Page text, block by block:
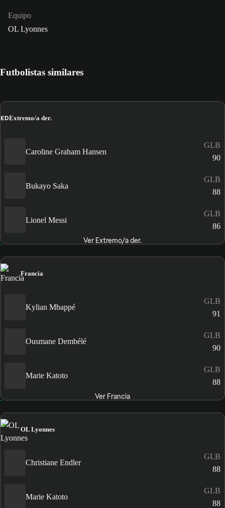
Equipo
OL Lyonnes
Futbolistas similares
EDExtremo/a der.
Caroline Graham Hansen
GLB
90
Bukayo Saka
GLB
88
Lionel Messi
GLB
86
Ver Extremo/a der.
Francia
Kylian Mbappé
GLB
91
Ousmane Dembélé
GLB
90
Marie Katoto
GLB
88
Ver Francia
OL Lyonnes
Christiane Endler
GLB
88
Marie Katoto
GLB
88